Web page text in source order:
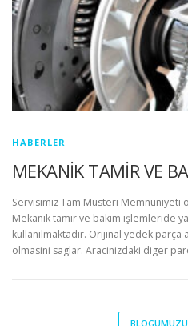
HABERLER
MEKANİK TAMİR VE
Servisimiz Tam Müsteri Memnuniyeti
Mekanik tamir ve bakım işlemleride
kullanilmaktadir. Orijinal yedek parça
olmasini saglar. Aracinizdaki diger